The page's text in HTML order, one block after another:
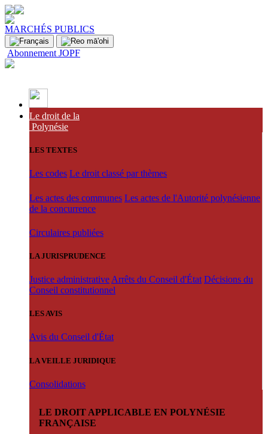
MARCHÉS PUBLICS
Abonnement JOPF
Le droit de la
Polynésie
LES TEXTES
Les codes Le droit classé par thèmes
Les actes des communes Les actes de l'Autorité polynésienne
de la concurrence
Circulaires publiées
LA JURISPRUDENCE
Justice administrative Arrêts du Conseil d'État Décisions du
Conseil constitutionnel
LES AVIS
Avis du Conseil d'État
LA VEILLE JURIDIQUE
Consolidations
LE DROIT APPLICABLE EN POLYNÉSIE
FRANÇAISE